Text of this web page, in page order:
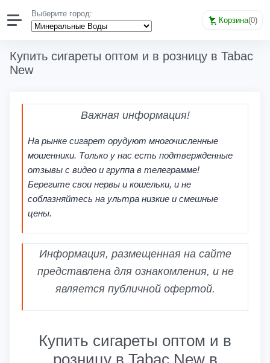
Выберите город:
Корзина(0)
Купить сигареты оптом и в розницу в Tabac
New
Важная информация!
На рынке сигарет орудуют многочисленные
мошенники. Только у нас есть подтвержденные
отзывы с видео и группа в телеграмме!
Берегите свои нервы и кошельки, и не
соблазняйтесь на ультра низкие и смешные
цены.
Информация, размещенная на сайте
представлена для ознакомления, и не
является публичной офертой.
Купить сигареты оптом и в
розницу в Tabac New в